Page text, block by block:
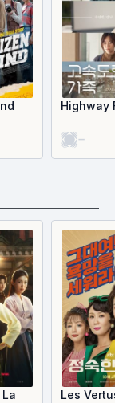
Highway
-
Les